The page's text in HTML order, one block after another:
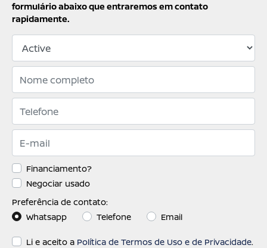
formulário abaixo que entraremos em contato
rapidamente.
Financiamento?
Negociar usado
Preferência de contato:
Whatsapp
Telefone Email
Li e aceito a Política de Termos de Uso e de Privacidade.